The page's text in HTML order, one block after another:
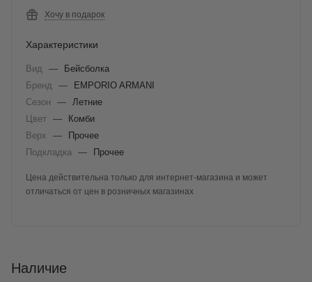
Хочу в подарок
Характеристики
Вид —
Бейсболка
Бренд
—
EMPORIO ARMANI
Сезон
—
Летние
Цвет —
Комби
Верх
—
Прочее
Подкладка
— Прочее
Цена действительна только для интернет-магазина и может
отличаться от цен в розничных магазинах
Наличие